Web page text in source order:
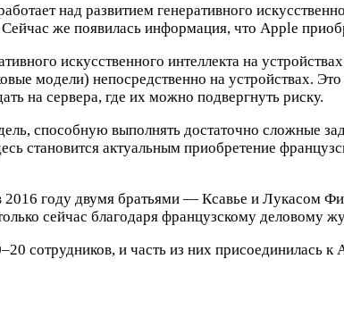
над развитием генеративного
Сейчас же появилась информация, что Apple
искусственного интеллекта на
модели) непосредственно на устройствах.
на сервера, где их можно подвергнуть риску.
способную выполнять достаточно сложные
становится актуальным приобретение
2016 году двумя братьями — Ксавье и Лукасом
сейчас благодаря французскому деловому
сотрудников, и часть из них присоединилась